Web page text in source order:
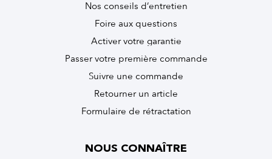
Nos conseils d’entretien
Foire aux questions
Activer votre garantie
Passer votre première commande
Suivre une commande
Retourner un article
Formulaire de rétractation
NOUS CONNAÎTRE